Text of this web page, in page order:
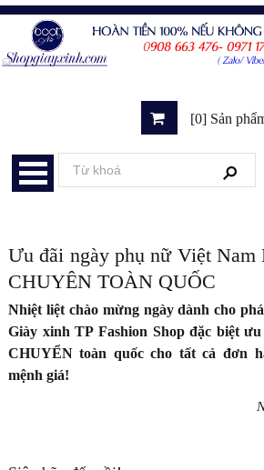
[0] Sản
Ưu đãi ngày phụ nữ Việt
CHUYÊN TOÀN QUỐC
Nhiệt liệt chào mừng ngày dành cho
Giày xinh TP Fashion Shop đặc biệt
CHUYỂN toàn quốc cho tất cả đơn
mệnh giá!